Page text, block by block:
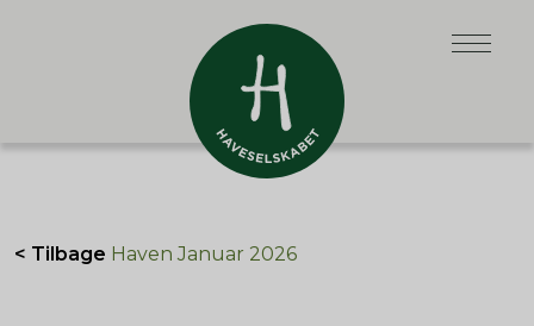
< Tilbage Haven Januar 2026